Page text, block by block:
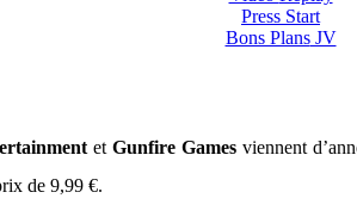
Press Start
Bons PlansJV
et Gunfire Games viennent
de 9,99 €.